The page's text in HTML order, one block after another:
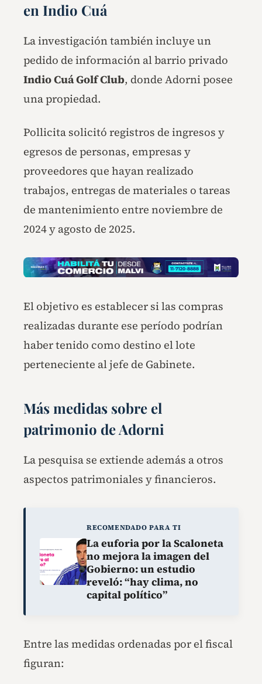
en Indio Cuá
La investigación también incluye un
pedido de información al barrio privado
Indio Cuá Golf Club, donde Adorni posee
una propiedad.
Pollicita solicitó registros de ingresos y
egresos de personas, empresas y
proveedores que hayan realizado
trabajos, entregas de materiales o tareas
de mantenimiento entre noviembre de
2024 y agosto de 2025.
El objetivo es establecer si las compras
realizadas durante ese período podrían
haber tenido como destino el lote
perteneciente al jefe de Gabinete.
Más medidas sobre el
patrimonio de Adorni
La pesquisa se extiende además a otros
aspectos patrimoniales y financieros.
RECOMENDADO PARA TI
La euforia por la Scaloneta
no mejora la imagen del
Gobierno: un estudio
reveló: “hay clima, no
capital político”
Entre las medidas ordenadas por el fiscal
figuran: